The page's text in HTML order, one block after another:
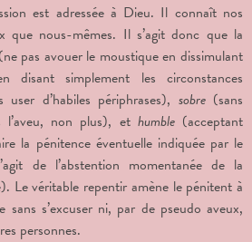
est adressée à Dieu. Il connaît nos
que nous-mêmes. Il s’agit donc que la
(ne pas avouer le moustique en dissimulant
disant simplement les circonstances
user d’habiles périphrases), sobre (sans
l’aveu, non plus), et humble (acceptant
la pénitence éventuelle indiquée par le
de l’abstention momentanée de la
Le véritable repentir amène le pénitent à
sans s’excuser ni, par de pseudo aveux,
personnes.